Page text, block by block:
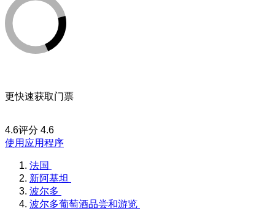
更快速获取门票
4.6评分 4.6
使用应用程序
法国
新阿基坦
波尔多
波尔多葡萄酒品尝和游览